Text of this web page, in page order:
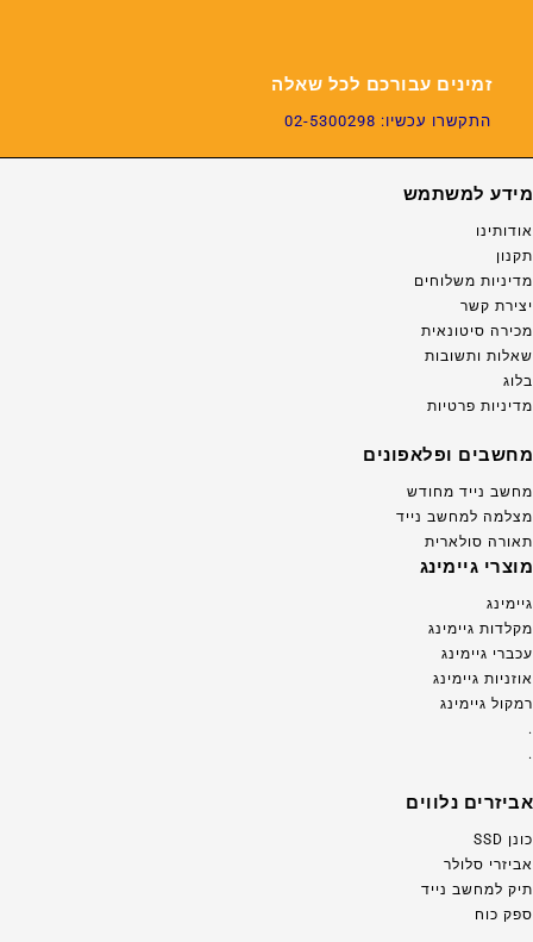
זמינים עבורכם לכל שאלה
התקשרו עכשיו: 02-5300298
מידע למשתמש
אודותינו
תקנון
מדיניות משלוחים
יצירת קשר
מכירה סיטונאית
שאלות ותשובות
בלוג
מדיניות פרטיות
מחשבים ופלאפונים
מחשב נייד מחודש
מצלמה למחשב נייד
תאורה סולארית
מוצרי גיימינג
גיימינג
מקלדות גיימינג
עכברי גיימינג
אוזניות גיימינג
רמקול גיימינג
.
.
אביזרים נלווים
כונן SSD
אביזרי סלולר
תיק למחשב נייד
ספק כוח